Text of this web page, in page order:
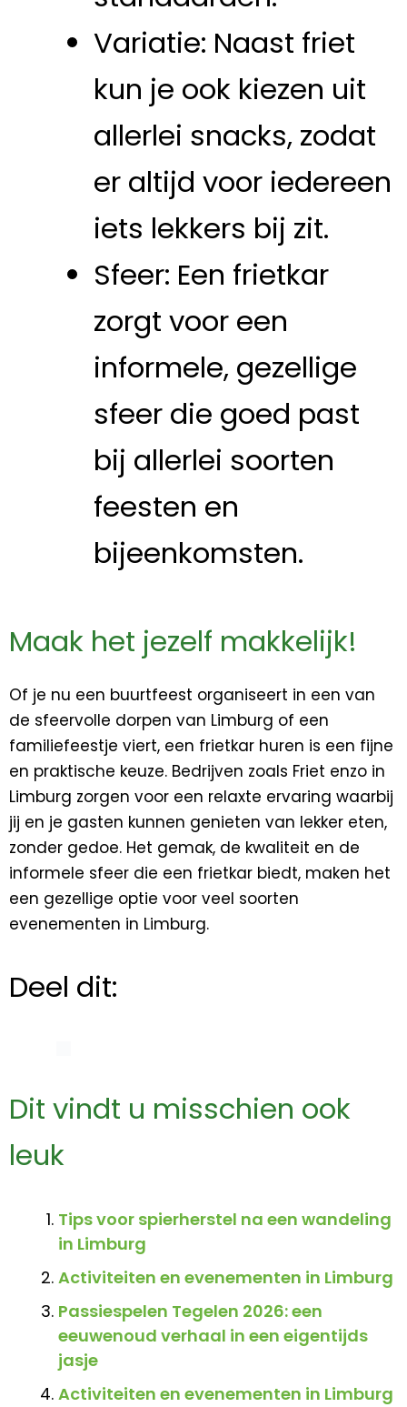
Variatie: Naast friet
kun je ook kiezen uit
allerlei snacks, zodat
er altijd voor iedereen
iets lekkers bij zit.
Sfeer: Een frietkar
zorgt voor een
informele, gezellige
sfeer die goed past
bij allerlei soorten
feesten en
bijeenkomsten.
Maak het jezelf makkelijk!
Of je nu een buurtfeest organiseert in een van
de sfeervolle dorpen van Limburg of een
familiefeestje viert, een frietkar huren is een fijne
en praktische keuze. Bedrijven zoals Friet enzo in
Limburg zorgen voor een relaxte ervaring waarbij
jij en je gasten kunnen genieten van lekker eten,
zonder gedoe. Het gemak, de kwaliteit en de
informele sfeer die een frietkar biedt, maken het
een gezellige optie voor veel soorten
evenementen in Limburg.
Deel dit:
Dit vindt u misschien ook
leuk
Tips voor spierherstel na een wandeling
in Limburg
Activiteiten en evenementen in Limburg
Passiespelen Tegelen 2026: een
eeuwenoud verhaal in een eigentijds
jasje
Activiteiten en evenementen in Limburg